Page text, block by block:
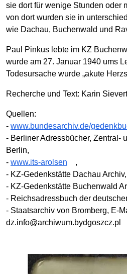
sie dort für wenige Stunden oder
von dort wurden sie in
wie Dachau, Buchenwald und
Paul Pinkus lebte im KZ
wurde am 27. Januar 1940 ums
Todesursache wurde „akute
Recherche und Text: Karin Sievert
Quellen:
- www.bundesarchiv.de/
- Berliner Adressbücher, Zentral-
Berlin,
- www.its-arolsen
,
- KZ-Gedenkstätte Dachau Archiv,
- KZ-Gedenkstätte Buchenwald
- Reichsadressbuch der
- Staatsarchiv von Bromberg, E-
dz.info@archiwum.bydgoszcz.pl